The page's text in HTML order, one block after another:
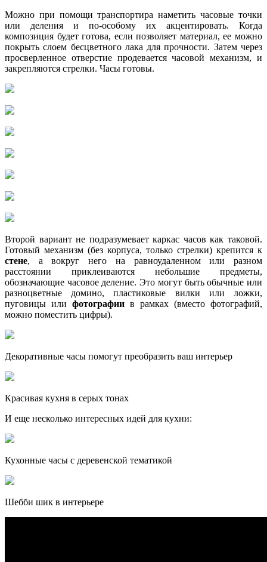
Можно при помощи транспортира наметить часовые точки
или деления и по-особому их акцентировать. Когда
композиция будет готова, если позволяет материал, ее можно
покрыть слоем бесцветного лака для прочности. Затем через
просверленное отверстие продевается часовой механизм, и
закрепляются стрелки. Часы готовы.
Второй вариант не подразумевает каркас часов как таковой.
Готовый механизм (без корпуса, только стрелки) крепится к
стене, а вокруг него на равноудаленном или разном
расстоянии приклеиваются небольшие предметы,
обозначающие часовое деление. Это могут быть обычные или
разноцветные домино, пластиковые вилки или ложки,
пуговицы или фотографии в рамках (вместо фотографий,
можно поместить цифры).
Декоративные часы помогут преобразить ваш интерьер
Красивая кухня в серых тонах
И еще несколько интересных идей для кухни:
Кухонные часы с деревенской тематикой
Шебби шик в интерьере